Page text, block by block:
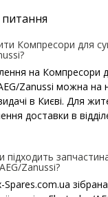
питання
Компресори для
на Компресори
Zanussi можна на
в Києві. Для
доставки в
Zanussi?
Spares.com.ua